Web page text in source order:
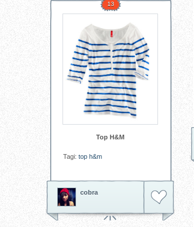
13
Top H&M
Tagi: top h&m
cobra